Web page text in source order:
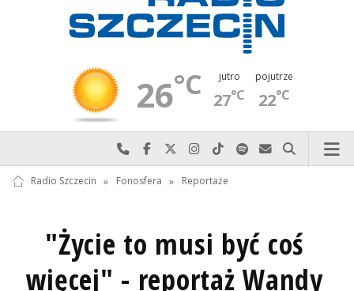
26°C jutro
27°C
pojutrze
22°C
Najlepiej po prostu do nas zadzwoń
Odwiedź nas na Facebook-u
Odwiedź nas na X
Odwiedź nas na Instagram-ie
Odwiedź nas na TikTok-u
Szukaj nas na Spotify
Wyślij do nas
Szukaj
Radio Szczecin » Fonosfera » Reportaże
"Życie to musi być coś
więcej" - reportaż Wandy